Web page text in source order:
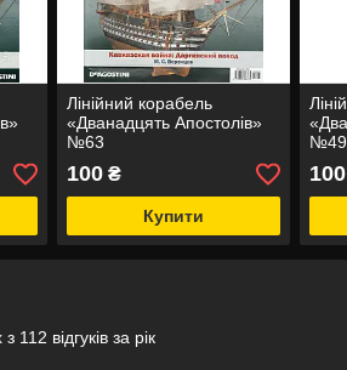
Лінійний корабель
«Дванадцять Апостолів»
№63
100₴
Купити
№49
100
112 відгуків за рік